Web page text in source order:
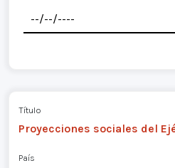
Título
Proyecciones sociales del
País